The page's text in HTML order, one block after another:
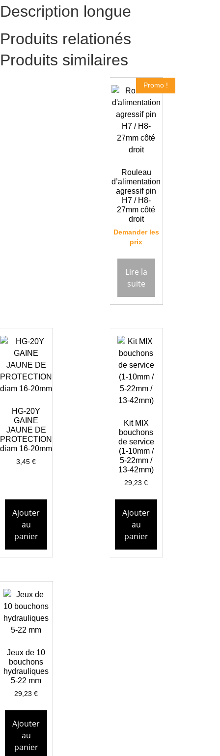
Description longue
Produits relationés
Produits similaires
Promo !
Rouleau
d’alimentation
agressif pin
H7 / H8-
27mm côté
droit
Demander les
prix
Lire la
suite
HG-20Y
GAINE
JAUNE DE
PROTECTION
diam 16-20mm
3,45€
Ajouter
au
panier
Kit MIX
bouchons
de service
(1-10mm /
5-22mm /
13-42mm)
29,23€
Ajouter
au
panier
Jeux de 10
bouchons
hydrauliques
5-22 mm
29,23€
Ajouter
au
panier